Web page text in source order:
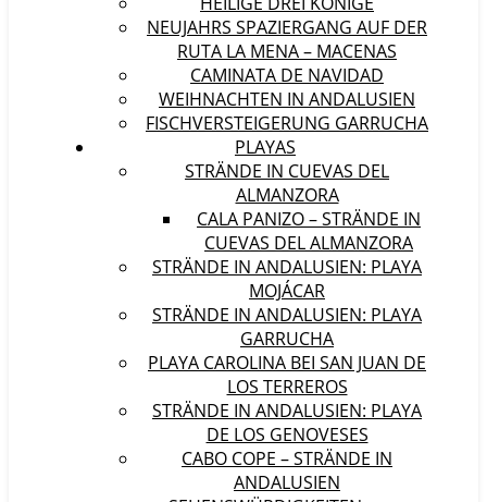
NEUJAHRS SPAZIERGANG AUF DER
RUTA LA MENA – MACENAS
CAMINATA DE NAVIDAD
WEIHNACHTEN IN ANDALUSIEN
FISCHVERSTEIGERUNG GARRUCHA
PLAYAS
STRÄNDE IN CUEVAS DEL
ALMANZORA
CALA PANIZO – STRÄNDE IN
CUEVAS DEL ALMANZORA
STRÄNDE IN ANDALUSIEN: PLAYA
MOJÁCAR
STRÄNDE IN ANDALUSIEN: PLAYA
GARRUCHA
PLAYA CAROLINA BEI SAN JUAN DE
LOS TERREROS
STRÄNDE IN ANDALUSIEN: PLAYA
DE LOS GENOVESES
CABO COPE – STRÄNDE IN
ANDALUSIEN